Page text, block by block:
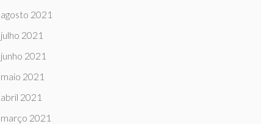
agosto 2021
julho 2021
junho 2021
maio 2021
abril 2021
março 2021